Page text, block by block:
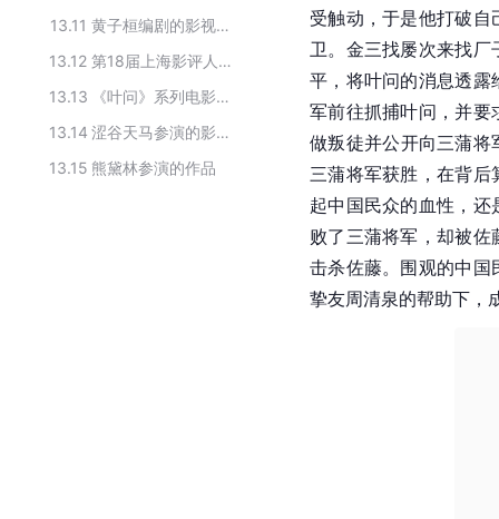
13.11
黄子桓编剧的影视作品
13.12
第18届上海影评人奖十佳影片
13.13
《叶问》系列电影合集
13.14
涩谷天马参演的影视作品
13.15 熊黛林参演的作品
受触动，于是他打破
卫。金三找屡次来找
平，将叶问的消息透露
军前往抓捕叶问，并要
做叛徒并公开向三蒲
三蒲将军获胜，在背
起中国民众的血性，还
败了三蒲将军，却被
击杀佐藤。围观的中国
挚友周清泉的帮助下，